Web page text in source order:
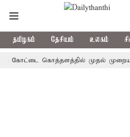
தமிழகம் தேசியம் உலகம்
கொத்தளத்தில் முதல் முறையாக